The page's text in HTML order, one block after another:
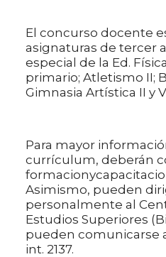
El concurso docente
asignaturas de tercer
especial de la Ed.
primario; Atletismo II;
Gimnasia Artística II y
Para mayor
currículum, deberán
Asimismo, pueden
personalmente al
Estudios Superiores
pueden comunicarse
int. 2137.